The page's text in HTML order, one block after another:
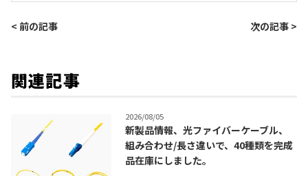
< 前の記事 次の記事 >
関連記事
2026/08/05
新製品情報、光ファイバーケーブル、
組み合わせ/長さ違いで、40種類を完成
品在庫にしました。